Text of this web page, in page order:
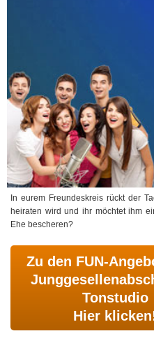
In eurem Freundeskreis rückt der
heiraten wird und ihr möchtet ihm
Ehe bescheren?
Zu den FUN-
Tonstudio
Hier